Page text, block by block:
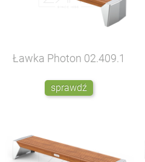
Ławka Photon 02.409.1
sprawdź